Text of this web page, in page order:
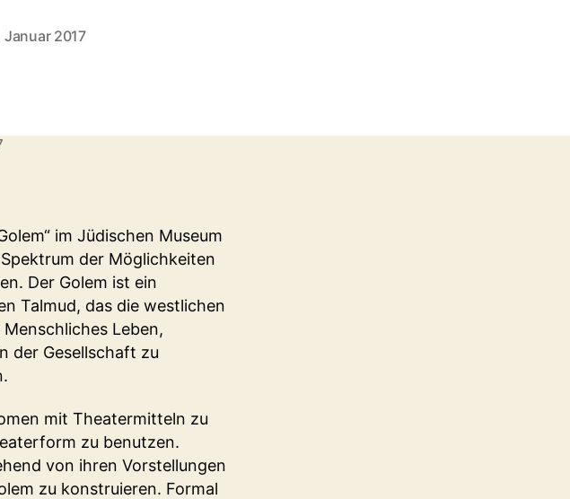
Januar 2017
im Jüdischen Museum
der Möglichkeiten
Der Golem ist ein
Talmud, das die westlichen
Leben,
der Gesellschaft zu
mit Theatermitteln zu
zu benutzen.
von ihren Vorstellungen
zu konstruieren. Formal